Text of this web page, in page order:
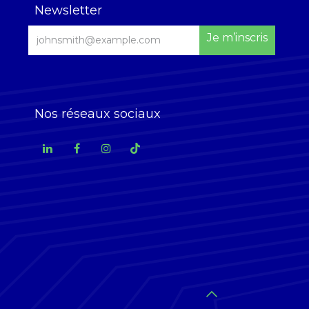
Newsletter
Je m’inscris
Nos réseaux sociaux